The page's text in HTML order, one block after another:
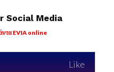
Social Media
EVIA online
Like